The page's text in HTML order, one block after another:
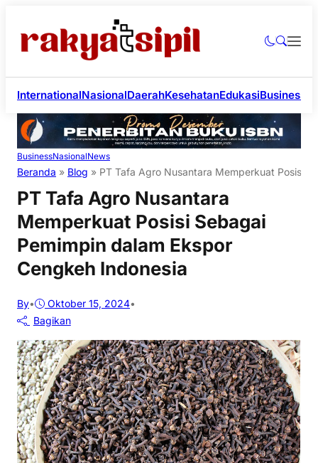
InternationalNasionalDaerahKesehatanEdukasiBusiness
BusinessNasionalNews
Beranda » Blog » PT Tafa Agro Nusantara Memperkuat Posisi
PT Tafa Agro Nusantara
Memperkuat Posisi Sebagai
Pemimpin dalam Ekspor
Cengkeh Indonesia
By• Oktober 15, 2024•
Bagikan